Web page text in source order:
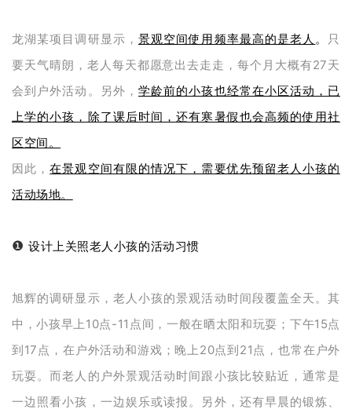
龙湖某项目调研显示， 景观空间使用频率最高的是老人 。 只
要天气晴朗，老人每天都愿意出去走走，每个月大概有27天
会到户外活动。另外， 学龄前的小孩也经常在小区活动，已
上学的小孩，除了课后时间，还有寒暑假也会高频的使用社
区空间。
因此，在景观空间有限的情况下，需要优先预留老人小孩的
活动场地。
❶设计上关照老人小孩的活动习惯
旭辉的调研显示，老人小孩的景观活动时间段覆盖全天。其
中，小孩早上10点-11点间，一般在晒太阳和玩耍；下午15点
到17点，在户外活动和游戏；晚上20点到21点，也常在户外
玩耍。而老人的户外景观活动时间跟小孩比较贴近，通常是
一边照看小孩，一边娱乐或读报。另外，还有早晨的锻炼、